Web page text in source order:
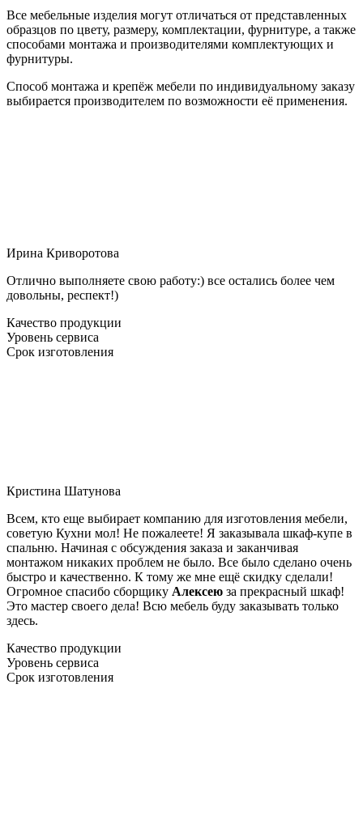
Все мебельные изделия могут отличаться от представленных
образцов по цвету, размеру, комплектации, фурнитуре, а также
способами монтажа и производителями комплектующих и
фурнитуры.
Способ монтажа и крепёж мебели по индивидуальному заказу
выбирается производителем по возможности её применения.
Ирина Криворотова
Отлично выполняете свою работу:) все остались более чем
довольны, респект!)
Качество продукции
Уровень сервиса
Срок изготовления
Кристина Шатунова
Всем, кто еще выбирает компанию для изготовления мебели,
советую Кухни мол! Не пожалеете! Я заказывала шкаф-купе в
спальню. Начиная с обсуждения заказа и заканчивая
монтажом никаких проблем не было. Все было сделано очень
быстро и качественно. К тому же мне ещё скидку сделали!
Огромное спасибо сборщику Алексею за прекрасный шкаф!
Это мастер своего дела! Всю мебель буду заказывать только
здесь.
Качество продукции
Уровень сервиса
Срок изготовления